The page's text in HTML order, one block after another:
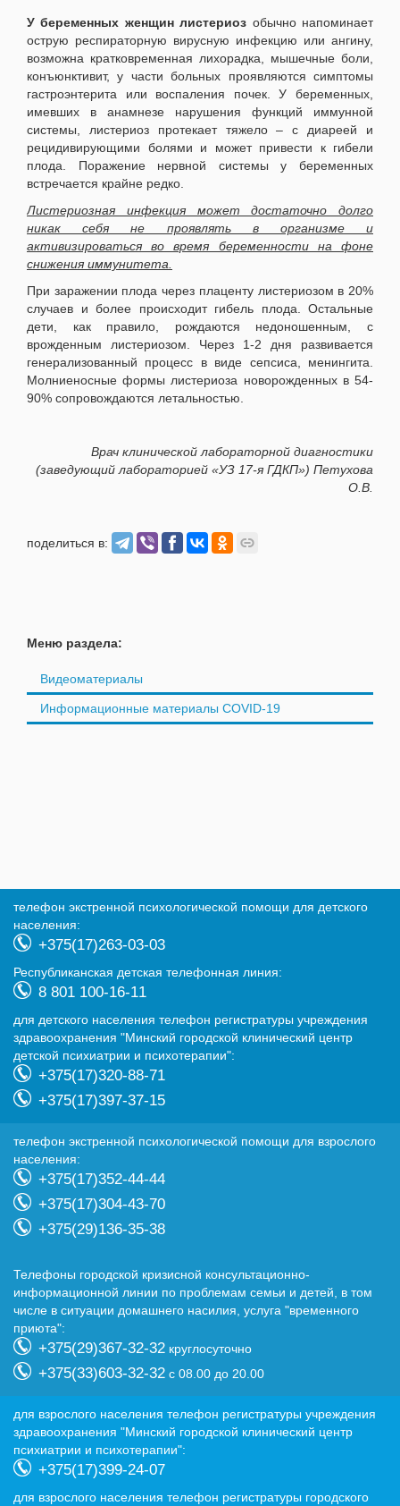
У беременных женщин листериоз обычно напоминает
острую респираторную вирусную инфекцию или ангину,
возможна кратковременная лихорадка, мышечные боли,
конъюнктивит, у части больных проявляются симптомы
гастроэнтерита или воспаления почек. У беременных,
имевших в анамнезе нарушения функций иммунной
системы, листериоз протекает тяжело – с диареей и
рецидивирующими болями и может привести к гибели
плода. Поражение нервной системы у беременных
встречается крайне редко.
Листериозная инфекция может достаточно долго
никак себя не проявлять в организме и
активизироваться во время беременности на фоне
снижения иммунитета.
При заражении плода через плаценту листериозом в 20%
случаев и более происходит гибель плода. Остальные
дети, как правило, рождаются недоношенным, с
врожденным листериозом. Через 1-2 дня развивается
генерализованный процесс в виде сепсиса, менингита.
Молниеносные формы листериоза новорожденных в 54-
90% сопровождаются летальностью.
Врач клинической лабораторной диагностики
(заведующий лабораторией «УЗ 17-я ГДКП») Петухова
О.В.
поделиться в:
Меню раздела:
Видеоматериалы
Информационные материалы COVID-19
телефон экстренной психологической помощи для детского
населения:
+375(17)263-03-03
Республиканская детская телефонная линия:
8 801 100-16-11
для детского населения телефон регистратуры учреждения
здравоохранения "Минский городской клинический центр
детской психиатрии и психотерапии":
+375(17)320-88-71
+375(17)397-37-15
телефон экстренной психологической помощи для взрослого
населения:
+375(17)352-44-44
+375(17)304-43-70
+375(29)136-35-38
Телефоны городской кризисной консультационно-
информационной линии по проблемам семьи и детей, в том
числе в ситуации домашнего насилия, услуга "временного
приюта":
+375(29)367-32-32 круглосуточно
+375(33)603-32-32 с 08.00 до 20.00
для взрослого населения телефон регистратуры учреждения
здравоохранения "Минский городской клинический центр
психиатрии и психотерапии":
+375(17)399-24-07
для взрослого населения телефон регистратуры городского